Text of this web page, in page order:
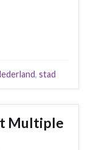
, stad
Multiple